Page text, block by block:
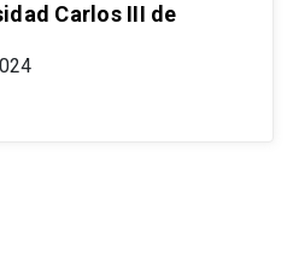
Carlos III de